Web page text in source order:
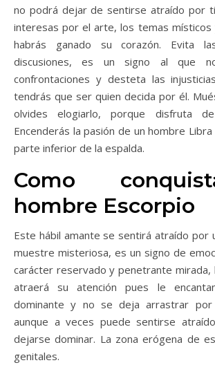
no podrá dejar de sentirse atraído por
interesas por el arte, los temas
habrás ganado su corazón. Evita
discusiones, es un signo al que
confrontaciones y desteta las
tendrás que ser quien decida por él.
olvides elogiarlo, porque disfruta
Encenderás la pasión de un hombre Libra
parte inferior de la espalda.
Como
hombre Escorpio
Este hábil amante se sentirá atraído por
muestre misteriosa, es un signo de
carácter reservado y penetrante
atraerá su atención pues le
dominante y no se deja arrastrar por
aunque a veces puede sentirse
dejarse dominar. La zona erógena de
genitales.